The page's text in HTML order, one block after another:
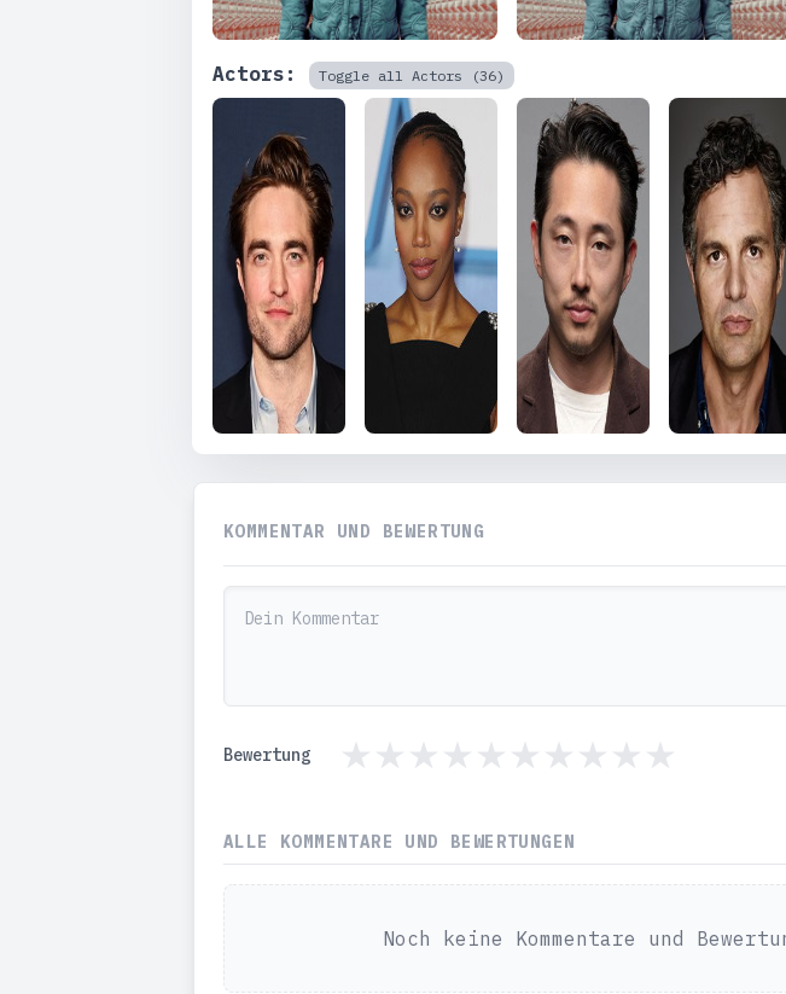
Actors: Toggle all Actors (36)
KOMMENTAR UND BEWERTUNG
Bewertung
ALLE KOMMENTARE UND BEWERTUNGEN
Noch keine Kommentare und